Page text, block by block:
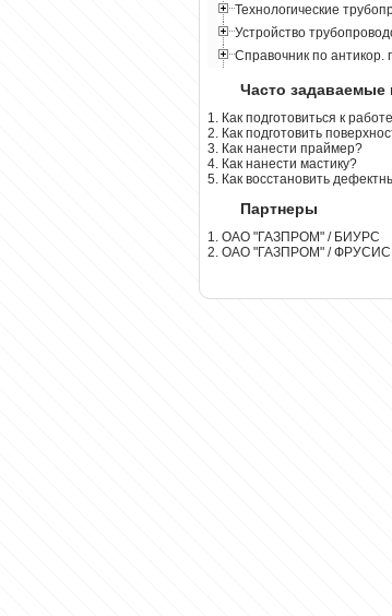
Технологические
Устройство
Справочник по антикор.
Часто задаваемые
1. Как подготовиться к
2. Как подготовить
3. Как нанести праймер?
4. Как нанести мастику?
5. Как восстановить
Партнеры
1. ОАО "ГАЗПРОМ" / БИУРС
2. ОАО "ГАЗПРОМ" / ФРУСИС